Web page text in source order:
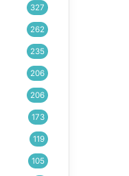
327
262
235
206
206
173
119
105